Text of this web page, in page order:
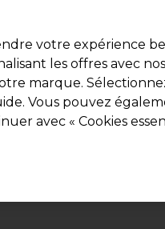
Electro et Matériel
votre expérience
les offres avec
marque.
Vous pouvez
avec « Cookies